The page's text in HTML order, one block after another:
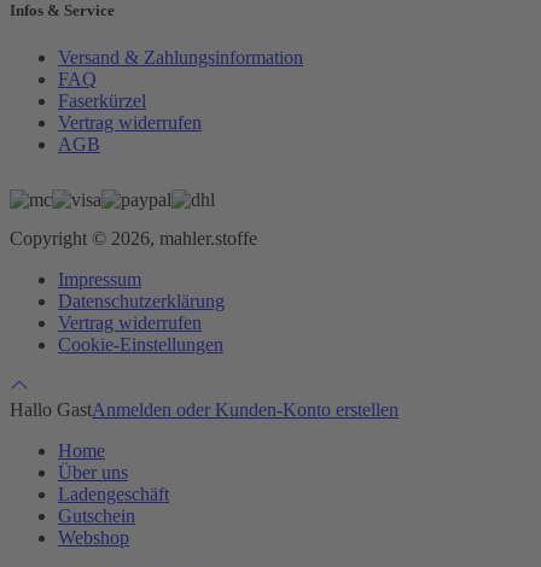
Infos & Service
Versand & Zahlungsinformation
FAQ
Faserkürzel
Vertrag widerrufen
AGB
Copyright © 2026, mahler.stoffe
Impressum
Datenschutzerklärung
Vertrag widerrufen
Cookie-Einstellungen
Hallo GastAnmelden oder Kunden-Konto erstellen
Home
Über uns
Ladengeschäft
Gutschein
Webshop